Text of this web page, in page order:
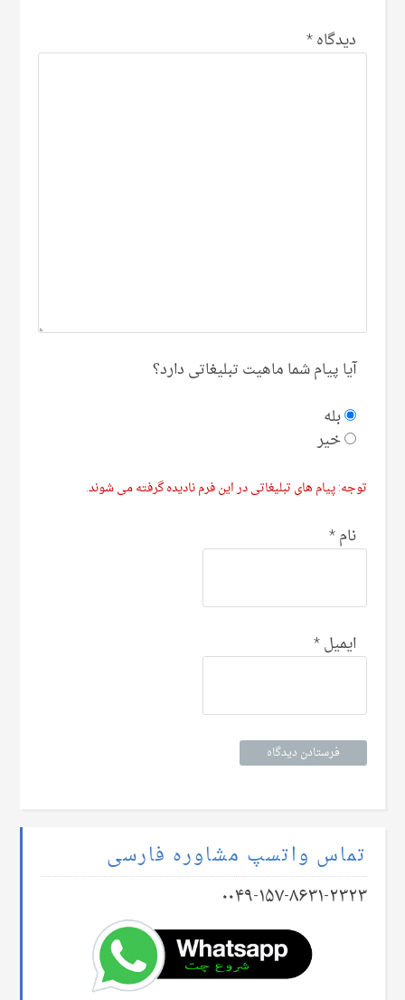
دیدگاه*
آیا پیام شما ماهیت تبلیغاتی دارد؟
بله
خیر
توجه: پیام های تبلیغاتی در این فرم نادیده گرفته می شوند.
نام*
ایمیل*
تماس واتسپ مشاوره فارسی
۰۰۴۹-۱۵۷-۸۶۳۱-۲۳۲۳